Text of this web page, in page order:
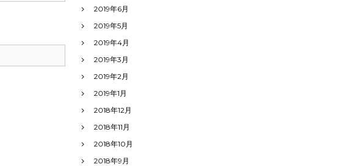
2019年6月
2019年5月
2019年4月
2019年3月
2019年2月
2019年1月
2018年12月
2018年11月
2018年10月
2018年9月